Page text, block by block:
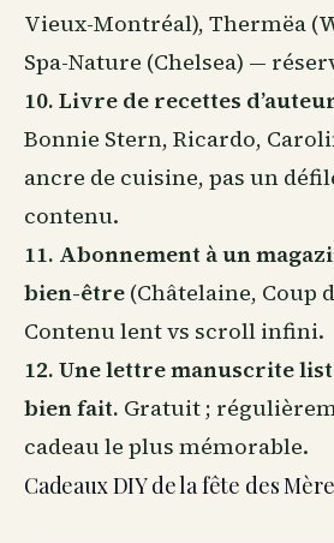
Vieux-Montréal), Thermëa
Spa-Nature (Chelsea) —
10. Livre de recettes
Bonnie Stern, Ricardo,
ancre de cuisine, pas un
contenu.
11. Abonnement à un
bien-être (Châtelaine, Coup
Contenu lent vs scroll infini.
12. Une lettre manuscrite
bien fait. Gratuit ;
cadeau le plus mémorable.
Cadeaux DIY de la fête des